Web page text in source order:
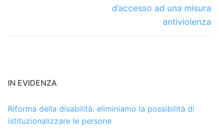
d’accesso ad una misura
antiviolenza
IN EVIDENZA
Riforma della disabilità: eliminiamo la possibilità di
istituzionalizzare le persone